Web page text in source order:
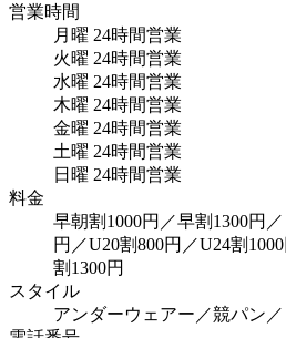
営業時間
月曜 24時間営業
火曜 24時間営業
水曜 24時間営業
木曜 24時間営業
金曜 24時間営業
土曜 24時間営業
日曜 24時間営業
料金
早朝割1000円／早割1300円
円／U20割800円／U24割
割1300円
スタイル
アンダーウェアー／競パン